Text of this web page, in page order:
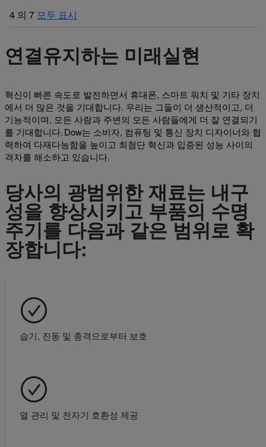
4 의 7 모두 표시
연결유지하는 미래실현
혁신이 빠른 속도로 발전하면서 휴대폰, 스마트 워치 및 기타 장치
에서 더 많은 것을 기대합니다. 우리는 그들이 더 생산적이고, 더
기능적이며, 모든 사람과 주변의 모든 사람들에게 더 잘 연결되기
를 기대합니다. Dow는 소비자, 컴퓨팅 및 통신 장치 디자이너와 협
력하여 다재다능함을 높이고 최첨단 혁신과 입증된 성능 사이의
격차를 해소하고 있습니다.
당사의 광범위한 재료는 내구
성을 향상시키고 부품의 수명
주기를 다음과 같은 범위로 확
장합니다:
습기, 진동 및 충격으로부터 보호
열 관리 및 전자기 호환성 제공